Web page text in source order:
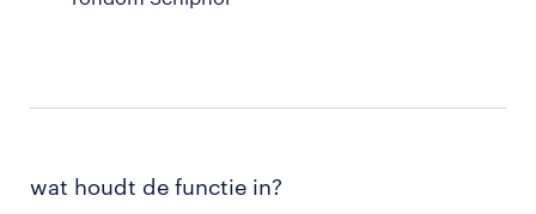
wat houdt de functie in?